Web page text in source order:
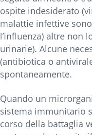
ospite indesiderato
malattie infettive
l’influenza) altre non
urinarie). Alcune
(antibiotica o
spontaneamente.
Quando un
sistema immunitario
corso della battaglia